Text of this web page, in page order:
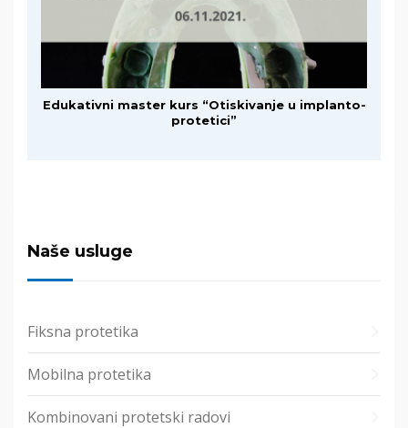
Edukativni master kurs “Otiskivanje u implanto-
protetici”
Naše usluge
Fiksna protetika
Mobilna protetika
Kombinovani protetski radovi